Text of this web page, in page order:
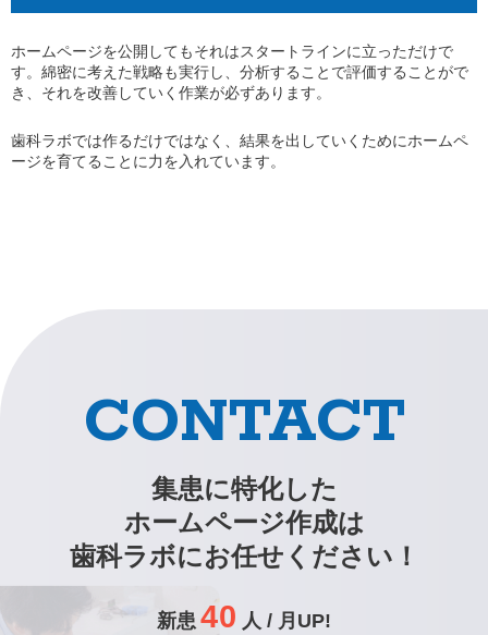
ホームページを公開してもそれはスタートラインに立っただけで
す。綿密に考えた戦略も実行し、分析することで評価することがで
き、それを改善していく作業が必ずあります。
歯科ラボでは作るだけではなく、結果を出していくためにホームペ
ージを育てることに力を入れています。
CONTACT
集患に特化した
ホームページ作成は
歯科ラボにお任せください！
新患 40 人 / 月UP!